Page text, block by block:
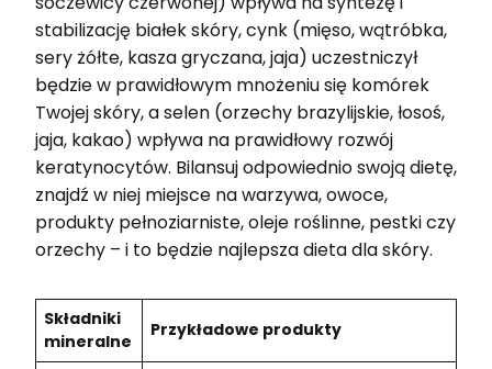
stabilizację białek skóry, cynk (mięso, wątróbka,
sery żółte, kasza gryczana, jaja) uczestniczył
będzie w prawidłowym mnożeniu się komórek
Twojej skóry, a selen (orzechy brazylijskie, łosoś,
jaja, kakao) wpływa na prawidłowy rozwój
keratynocytów. Bilansuj odpowiednio swoją dietę,
znajdź w niej miejsce na warzywa, owoce,
produkty pełnoziarniste, oleje roślinne, pestki czy
orzechy – i to będzie najlepsza dieta dla skóry.
Składniki
mineralne
Przykładowe produkty